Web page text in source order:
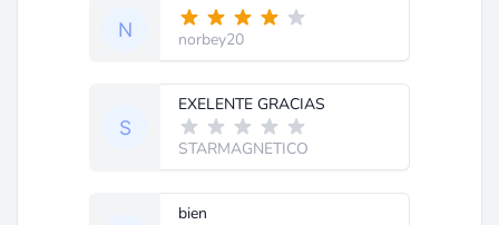
norbey20
EXELENTE GRACIAS
STARMAGNETICO
bien